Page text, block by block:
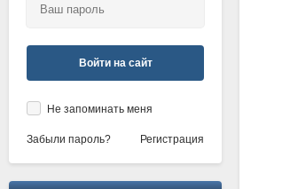
Войти на сайт
Не запоминать меня
Забыли пароль? Регистрация